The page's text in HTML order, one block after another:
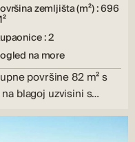
zemljišta (m²) : 696
: 2
na more
površine 82 m² s
blagoj uzvisini s…